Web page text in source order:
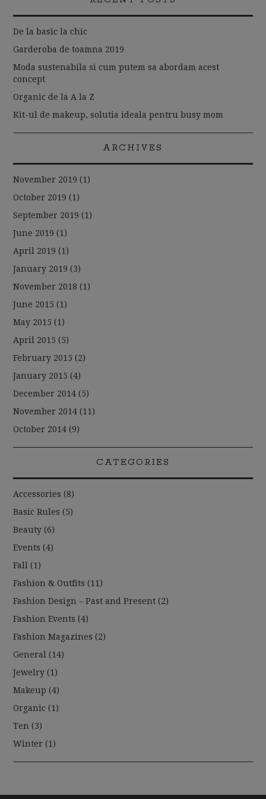
De la basic la chic
Garderoba de toamna 2019
Moda sustenabila si cum putem sa abordam acest
concept
Organic de la A la Z
Kit-ul de makeup, solutia ideala pentru busy mom
ARCHIVES
November 2019 (1)
October 2019 (1)
September 2019 (1)
June 2019 (1)
April 2019 (1)
January 2019 (3)
November 2018 (1)
June 2015 (1)
May 2015 (1)
April 2015 (5)
February 2015 (2)
January 2015 (4)
December 2014 (5)
November 2014 (11)
October 2014 (9)
CATEGORIES
Accessories (8)
Basic Rules (5)
Beauty (6)
Events (4)
Fall (1)
Fashion & Outfits (11)
Fashion Design – Past and Present (2)
Fashion Events (4)
Fashion Magazines (2)
General (14)
Jewelry (1)
Makeup (4)
Organic (1)
Ten (3)
Winter (1)